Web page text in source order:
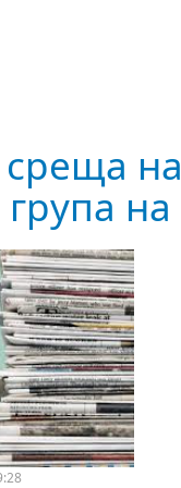
група